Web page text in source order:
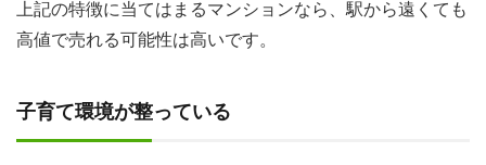
上記の特徴に当てはまるマンションなら、駅から遠くても
高値で売れる可能性は高いです。
子育て環境が整っている